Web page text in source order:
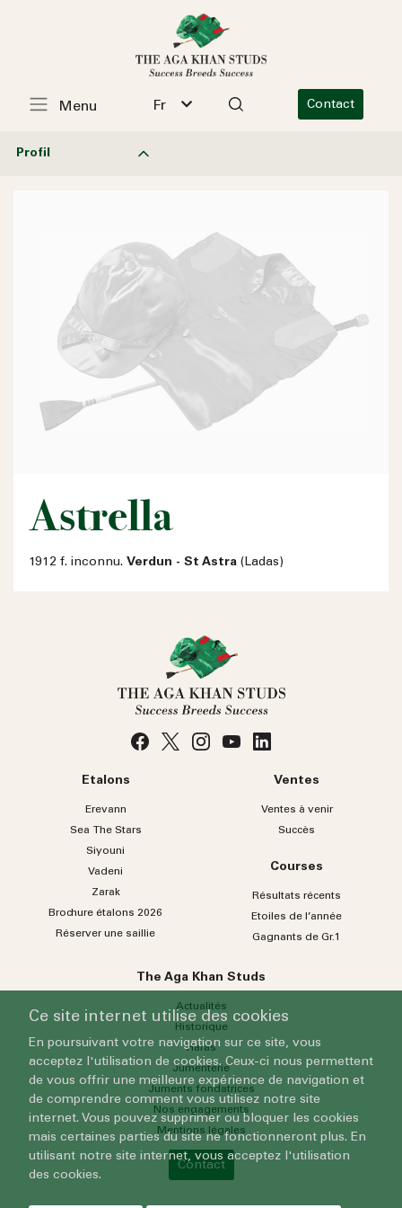
Fr Contact
Menu
Profil
Astrella
1912 f. inconnu. Verdun - St Astra (Ladas)
Etalons
Erevann
Sea TheStars
Siyouni
Vadeni
Zarak
Brochure étalons 2026
Réserver une saillie
Ventes
Ventes à venir
Succès
Courses
Résultats récents
Etoiles de l’année
Gagnants de Gr.1
The Aga Khan Studs
Actualités
Historique
Haras
Jumenterie
Juments fondatrices
Nos engagements
Mentions légales
Contact
Ce site internet utilise des cookies
En poursuivant votre navigation sur ce site, vous
acceptez l'utilisation de cookies. Ceux-ci nous permettent
de vous offrir une meilleure expérience de navigation et
de comprendre comment vous utilisez notre site
internet. Vous pouvez supprimer ou bloquer les cookies
mais certaines parties du site ne fonctionneront plus. En
utilisant notre site internet, vous acceptez l'utilisation
des cookies.